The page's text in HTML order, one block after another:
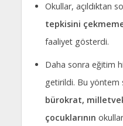
Okullar, açıldıktan
tepkisini
faaliyet gösterdi.
Daha sonra eğitim
getirildi. Bu yöntem
bürokrat,
çocuklarının